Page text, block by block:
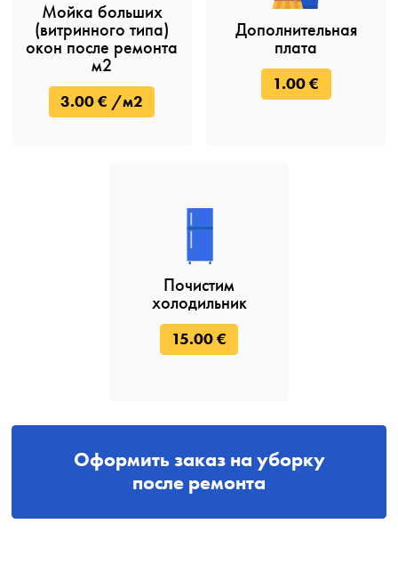
Мойка больших
(витринного типа)
окон после ремонта
м2
3.00 € /м2
Дополнительная
плата
1.00 €
Почистим
холодильник
15.00 €
Оформить заказ на уборку
после ремонта